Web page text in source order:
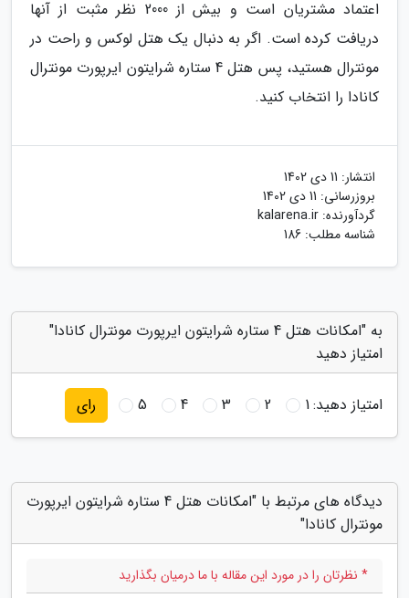
اعتماد مشتریان است و بیش از 2000 نظر مثبت از آنها
دریافت کرده است. اگر به دنبال یک هتل لوکس و راحت در
مونترال هستید، پس هتل 4 ستاره شرایتون ایرپورت مونترال
کانادا را انتخاب کنید.
انتشار: 11 دی 1402
بروزرسانی: 11 دی 1402
گردآورنده: kalarena.ir
شناسه مطلب: 186
به "امکانات هتل 4 ستاره شرایتون ایرپورت مونترال کانادا"
امتیاز دهید
امتیاز دهید:1
2
3
4
5 رای
دیدگاه های مرتبط با "امکانات هتل 4 ستاره شرایتون ایرپورت
مونترال کانادا"
* نظرتان را در مورد این مقاله با ما درمیان بگذارید